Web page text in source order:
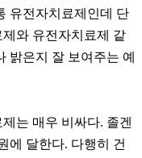
유전자치료제인데 단
와 유전자치료제 같
밝은지 잘 보여주는 예
는 매우 비싸다. 졸겐
에 달한다. 다행히 건